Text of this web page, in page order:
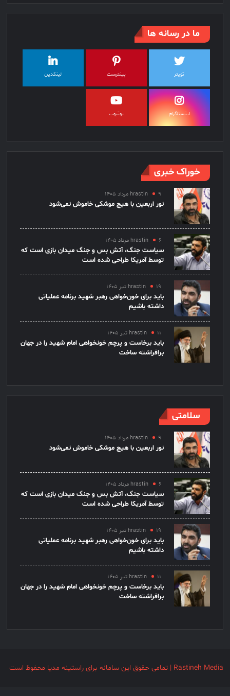
ما در رسانه ها
تویتر پینترست لینکدین
اینستاگرام یوتیوب
خوراک خبری
hrastin ۹ مرداد ۱۴۰۵
نور اربعین با هیچ موشکی خاموش نمی‌شود
hrastin ۶ مرداد ۱۴۰۵
سیاست جنگ، آتش بس و جنگ میدان بازی است که
توسط آمریکا طراحی شده است
hrastin ۱۹ تیر ۱۴۰۵
باید برای خون‌خواهی رهبر شهید برنامه عملیاتی
داشته باشیم
hrastin ۱۱ تیر ۱۴۰۵
باید برخاست و پرچم خونخواهی امام شهید را در جهان
برافراشته ساخت
سلامتی
hrastin ۹ مرداد ۱۴۰۵
نور اربعین با هیچ موشکی خاموش نمی‌شود
hrastin ۶ مرداد ۱۴۰۵
سیاست جنگ، آتش بس و جنگ میدان بازی است که
توسط آمریکا طراحی شده است
hrastin ۱۹ تیر ۱۴۰۵
باید برای خون‌خواهی رهبر شهید برنامه عملیاتی
داشته باشیم
hrastin ۱۱ تیر ۱۴۰۵
باید برخاست و پرچم خونخواهی امام شهید را در جهان
برافراشته ساخت
Rastineh Media | تمامی حقوق این سامانه برای راستینه مدیا محفوظ است